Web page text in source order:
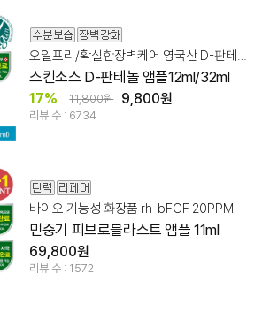
오일프리/확실한장벽케어 영국산 D-판테놀 30%
스킨소스 D-판테놀 앰플12ml/32ml
17% 11,800원 9,800원
리뷰 수 : 6734
바이오 기능성 화장품 rh-bFGF 20PPM
민중기 피브로블라스트 앰플 11ml
69,800원
리뷰 수 : 1572